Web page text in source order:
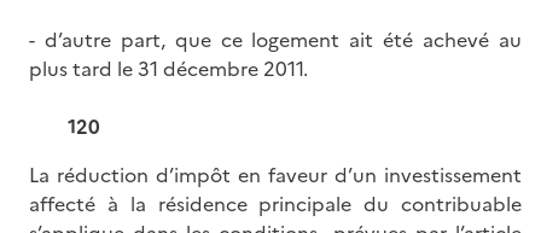
- d’autre part, que ce logement ait été achevé au
plus tard le 31 décembre 2011.
120
La réduction d’impôt en faveur d’un investissement
affecté à la résidence principale du contribuable